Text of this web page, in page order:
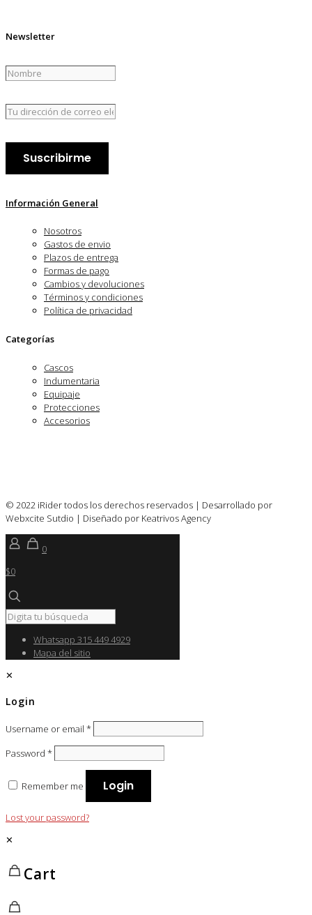
Newsletter
Información General
Nosotros
Gastos de envio
Plazos de entrega
Formas de pago
Cambios y devoluciones
Términos y condiciones
Política de privacidad
Categorías
Cascos
Indumentaria
Equipaje
Protecciones
Accesorios
© 2022 iRider todos los derechos reservados | Desarrollado por
Webxcite Sutdio | Diseñado por Keatrivos Agency
0
$0
Whatsapp 315 449 4929
Mapa del sitio
✕
Login
Username or email *
Password *
Remember me Login
Lost your password?
✕
Cart